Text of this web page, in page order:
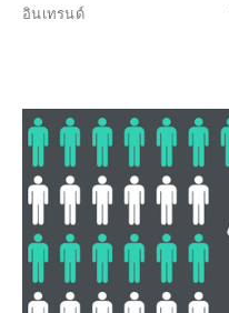
อินเทรนด์